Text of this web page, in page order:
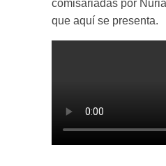
comisariadas por
que aquí se presenta.